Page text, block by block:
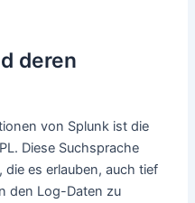
deren
von Splunk ist die
Diese Suchsprache
es erlauben, auch tief
den Log-Daten zu